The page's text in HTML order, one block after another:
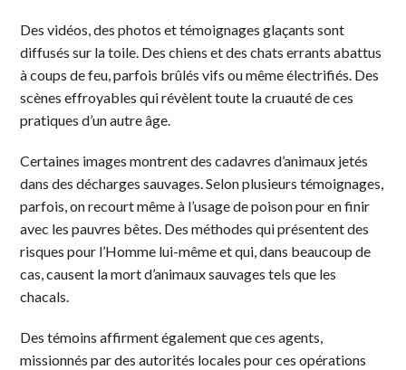
Des vidéos, des photos et témoignages glaçants sont
diffusés sur la toile. Des chiens et des chats errants abattus
à coups de feu, parfois brûlés vifs ou même électrifiés. Des
scènes effroyables qui révèlent toute la cruauté de ces
pratiques d’un autre âge.
Certaines images montrent des cadavres d’animaux jetés
dans des décharges sauvages. Selon plusieurs témoignages,
parfois, on recourt même à l’usage de poison pour en finir
avec les pauvres bêtes. Des méthodes qui présentent des
risques pour l’Homme lui-même et qui, dans beaucoup de
cas, causent la mort d’animaux sauvages tels que les
chacals.
Des témoins affirment également que ces agents,
missionnés par des autorités locales pour ces opérations